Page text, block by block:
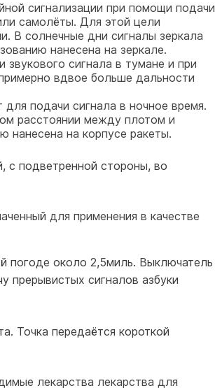
сигнализации при помощи подачи
самолёты. Для этой цели
В солнечные дни сигналы зеркала
нанесена на зеркале.
сигнала в тумане и при
вдвое больше дальности
подачи сигнала в ночное время.
расстоянии между плотом и
нанесена на корпусе ракеты.
с подветренной стороны, во
для применения в качестве
погоде около 2,5миль. Выключатель
прерывистых сигналов азбуки
Точка передаётся короткой
лекарства лекарства для